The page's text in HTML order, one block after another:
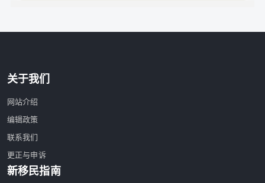
关于我们
网站介绍
编辑政策
联系我们
更正与申诉
新移民指南